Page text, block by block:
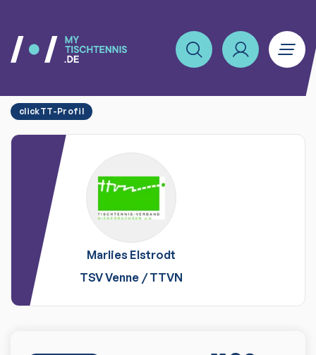
clickTT-Profil
Marlies Elstrodt
TSV Venne /TTVN